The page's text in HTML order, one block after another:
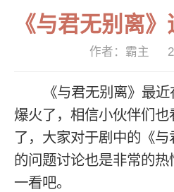
《与君无别离
作者：霸主
《与君无别离》最
爆火了，相信小伙伴们
了，大家对于剧中的《
的问题讨论也是非常的
一看吧。